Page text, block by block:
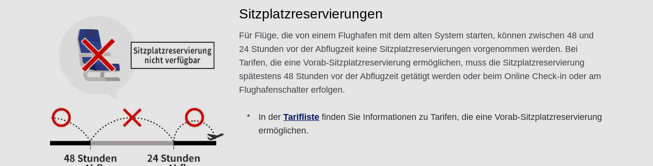
Sitzplatzreservierungen
Für Flüge, die von einem Flughafen mit dem alten System starten, können zwischen 48 und
24 Stunden vor der Abflugzeit keine Sitzplatzreservierungen vorgenommen werden. Bei
Tarifen, die eine Vorab-Sitzplatzreservierung ermöglichen, muss die Sitzplatzreservierung
spätestens 48 Stunden vor der Abflugzeit getätigt werden oder beim Online Check-in oder am
Flughafenschalter erfolgen.
In derTarifliste finden Sie Informationen zu Tarifen, die eine Vorab-Sitzplatzreservierung
ermöglichen.